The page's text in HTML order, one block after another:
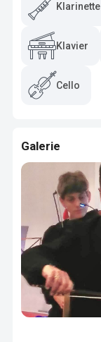
Klarinette
Klavier
Cello
Galerie